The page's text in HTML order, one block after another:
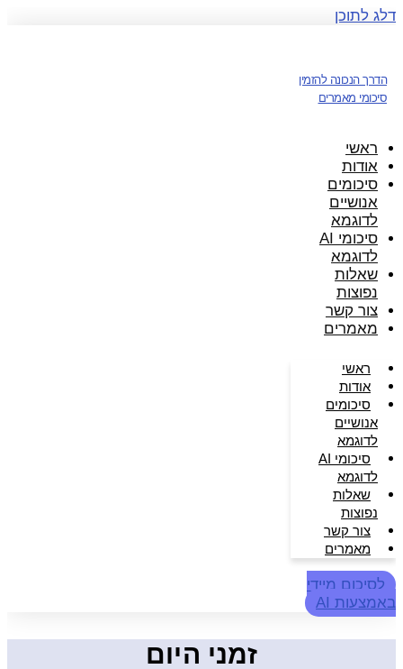
דלג לתוכן
הדרך הנכונה להזמין
סיכומי מאמרים
ראשי
אודות
סיכומים
אנושיים
לדוגמא
סיכומי AI
לדוגמא
שאלות
נפוצות
צור קשר
מאמרים
ראשי
אודות
סיכומים
אנושיים
לדוגמא
סיכומי AI
לדוגמא
שאלות
נפוצות
צור קשר
מאמרים
לסיכום מיידי
באמצעות AI
זמני היום